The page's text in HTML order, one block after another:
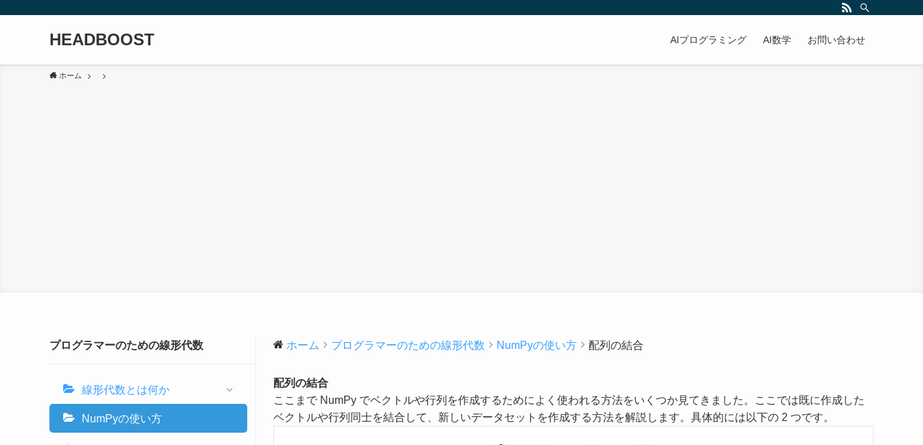
HEADBOOST AIプログラミング AI数学 お問い合わせ
ホーム
プログラマーのための線形代数
線形代数とは何か
NumPyの使い方
ホーム プログラマーのための線形代数 NumPyの使い方 配列の結合
配列の結合
ここまで NumPy でベクトルや行列を作成するためによく使われる方法をいくつか見てきました。ここでは既に作成した
ベクトルや行列同士を結合して、新しいデータセットを作成する方法を解説します。具体的には以下の 2 つです。